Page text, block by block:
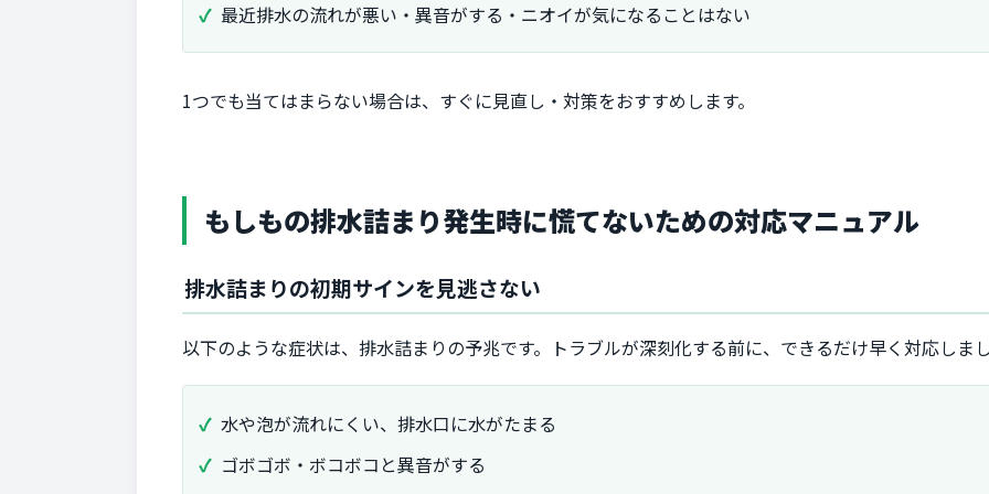
最近排水の流れが悪い・異音がする・ニオイが気になることはない
1つでも当てはまらない場合は、すぐに見直し・対策をおすすめします。
もしもの排水詰まり発生時に慌てないための対応マニュアル
排水詰まりの初期サインを見逃さない
以下のような症状は、排水詰まりの予兆です。トラブルが深刻化する前に、できるだけ早く対応しま
水や泡が流れにくい、排水口に水がたまる
ゴボゴボ・ボコボコと異音がする